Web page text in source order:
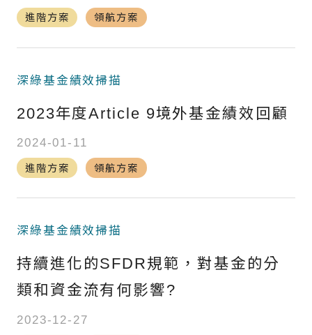
聰明投資從這開始
進階方案 領航方案
深綠基金績效掃描
2023年度Article 9境外基金績效回顧
2024-01-11
進階方案 領航方案
深綠基金績效掃描
持續進化的SFDR規範，對基金的分
類和資金流有何影響?
2023-12-27